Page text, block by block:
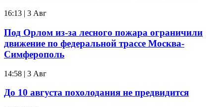
16:13 | 3 Авг
Под Орлом из-за лесного пожара ограничили
движение по федеральной трассе Москва-
Симферополь
14:58 | 3 Авг
До 10 августа похолодания не предвидится